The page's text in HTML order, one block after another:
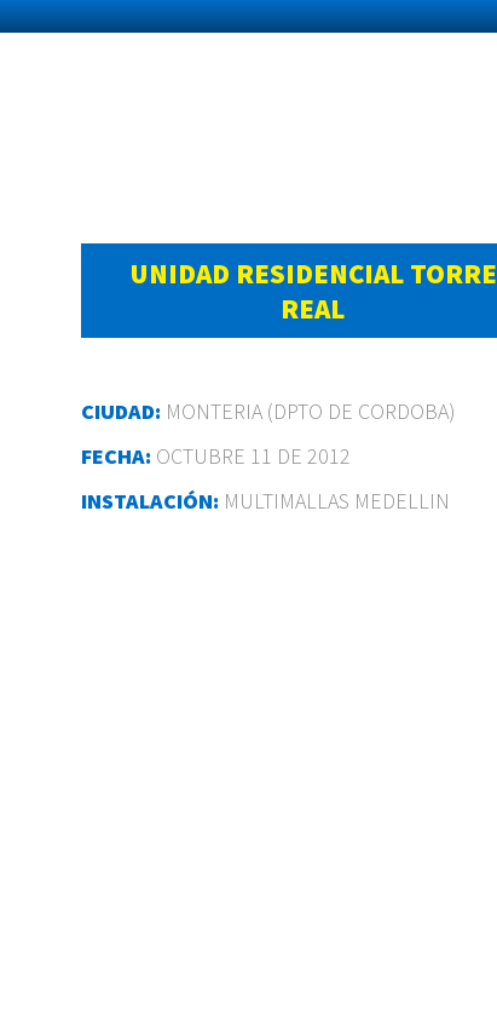
UNIDAD RESIDENCIAL TORRE
REAL
CIUDAD: MONTERIA (DPTO DE CORDOBA)
FECHA: OCTUBRE 11 DE 2012
INSTALACIÓN: MULTIMALLAS MEDELLIN